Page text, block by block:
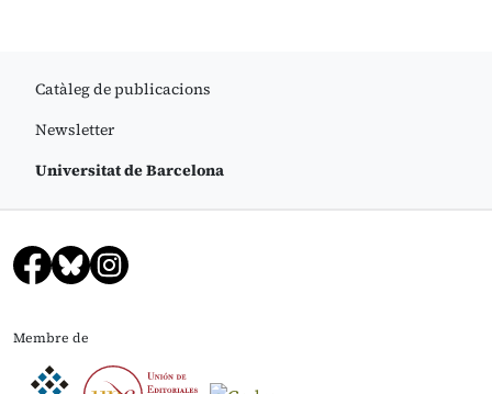
Catàleg de publicacions
Newsletter
Universitat de Barcelona
Membre de